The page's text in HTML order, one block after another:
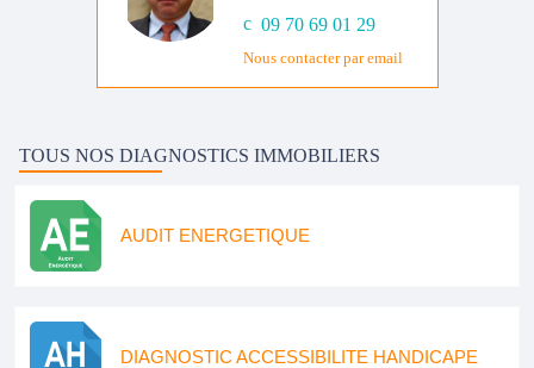
09 70 69 01 29
Nous contacter par email
TOUS NOS DIAGNOSTICS IMMOBILIERS
AUDIT ENERGETIQUE
DIAGNOSTIC ACCESSIBILITE HANDICAPE